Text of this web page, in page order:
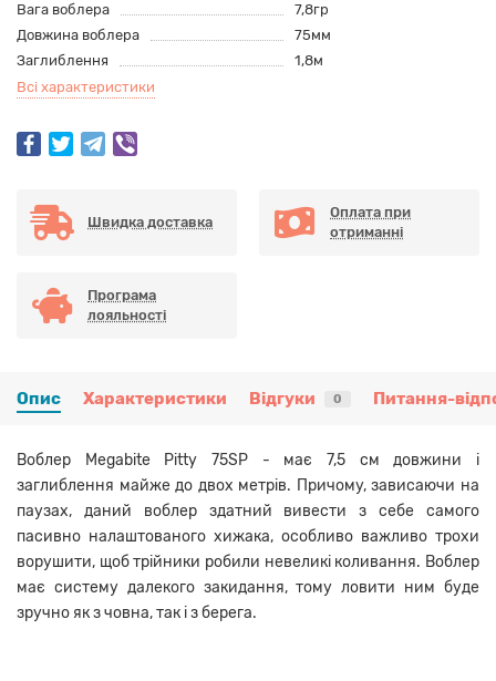
Вага воблера
7,8гр
Довжина воблера
75мм
Заглиблення
1,8м
Всі характеристики
Швидка доставка
Оплата при
отриманні
Програма
лояльності
Опис Характеристики Відгуки 0 Питання-
Воблер Megabite Pitty 75SP - має 7,5 см довжини і
заглиблення майже до двох метрів. Причому, зависаючи на
паузах, даний воблер здатний вивести з себе самого
пасивно налаштованого хижака, особливо важливо трохи
ворушити, щоб трійники робили невеликі коливання. Воблер
має систему далекого закидання, тому ловити ним буде
зручно як з човна, так і з берега.